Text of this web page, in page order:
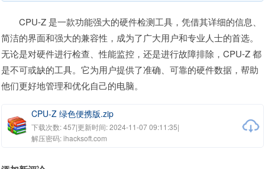
CPU-Z 是一款功能强大的硬件检测工具，凭借其详细的信息、
简洁的界面和强大的兼容性，成为了广大用户和专业人士的首选。
无论是对硬件进行检查、性能监控，还是进行故障排除，CPU-Z 都
是不可或缺的工具。它为用户提供了准确、可靠的硬件数据，帮助
他们更好地管理和优化自己的电脑。
CPU-Z 绿色便携版.zip
下载次数: 457|更新时间: 2024-11-07 09:11:35|
解压密码: ihacksoft.com